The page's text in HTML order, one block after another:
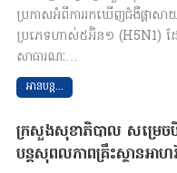
ប្រកាសអំពីការរកឃើញជំងឺផ្តាស
ប្រភេទហាស់៥អ៊ិន១ (H5N1) ដែ
សាធារណៈ…
អានបន្ត...
ក្រសួងសុខាភិបាល​ សម្រេច
បន្តសុពលភាពគ្រឹះស្ថា